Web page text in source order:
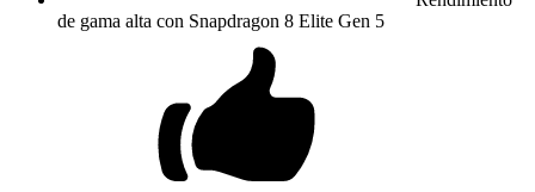
de gama alta con Snapdragon 8 Elite Gen 5